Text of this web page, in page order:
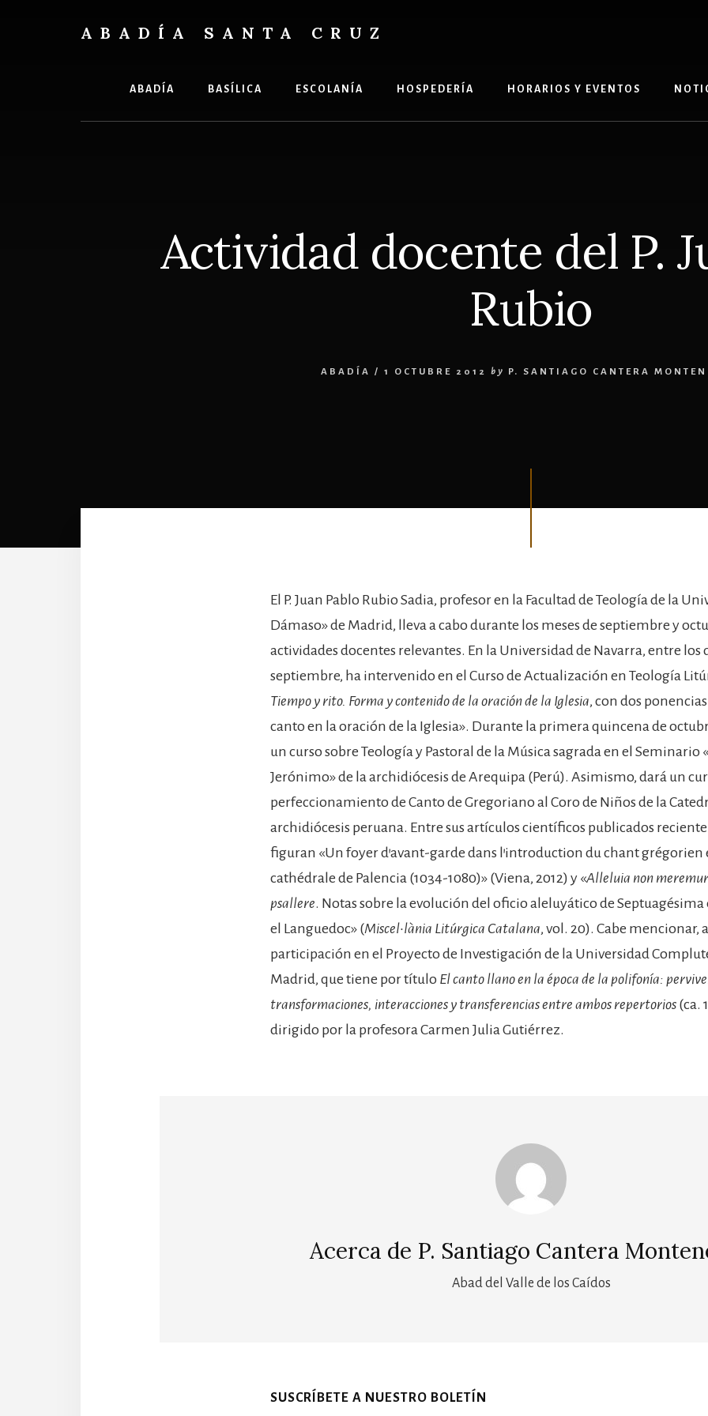
ABADÍA SANTA CRUZ
ABADÍA BASÍLICA ESCOLANÍA HOSPEDERÍA HORARIOS Y EVENTOS
Actividad docente del P.
Rubio
ABADÍA / 1 OCTUBRE 2012 by P. SANTIAGO CANTERA
El P. Juan Pablo Rubio Sadia, profesor en la Facultad de Teología de la
Dámaso» de Madrid, lleva a cabo durante los meses de septiembre y
actividades docentes relevantes. En la Universidad de Navarra, entre los
septiembre, ha intervenido en el Curso de Actualización en Teología
Tiempo y rito. Forma y contenido de la oración de la Iglesia, con dos
canto en la oración de la Iglesia». Durante la primera quincena de
un curso sobre Teología y Pastoral de la Música sagrada en el Seminario
Jerónimo» de la archidiócesis de Arequipa (Perú). Asimismo, dará un
perfeccionamiento de Canto de Gregoriano al Coro de Niños de la
archidiócesis peruana. Entre sus artículos científicos publicados
figuran «Un foyer d’avant-garde dans l’introduction du chant grégorien
cathédrale de Palencia (1034-1080)» (Viena, 2012) y «Alleluia non
psallere. Notas sobre la evolución del oficio aleluyático de Septuagésima
el Languedoc» (Miscel•lània Litúrgica Catalana, vol. 20). Cabe mencionar,
participación en el Proyecto de Investigación de la Universidad
Madrid, que tiene por título El canto llano en la época de la polifonía:
transformaciones, interacciones y transferencias entre ambos repertorios (ca.
dirigido por la profesora Carmen Julia Gutiérrez.
Acerca de P. Santiago Cantera
Abad del Valle de los Caídos
SUSCRÍBETE A NUESTRO BOLETÍN